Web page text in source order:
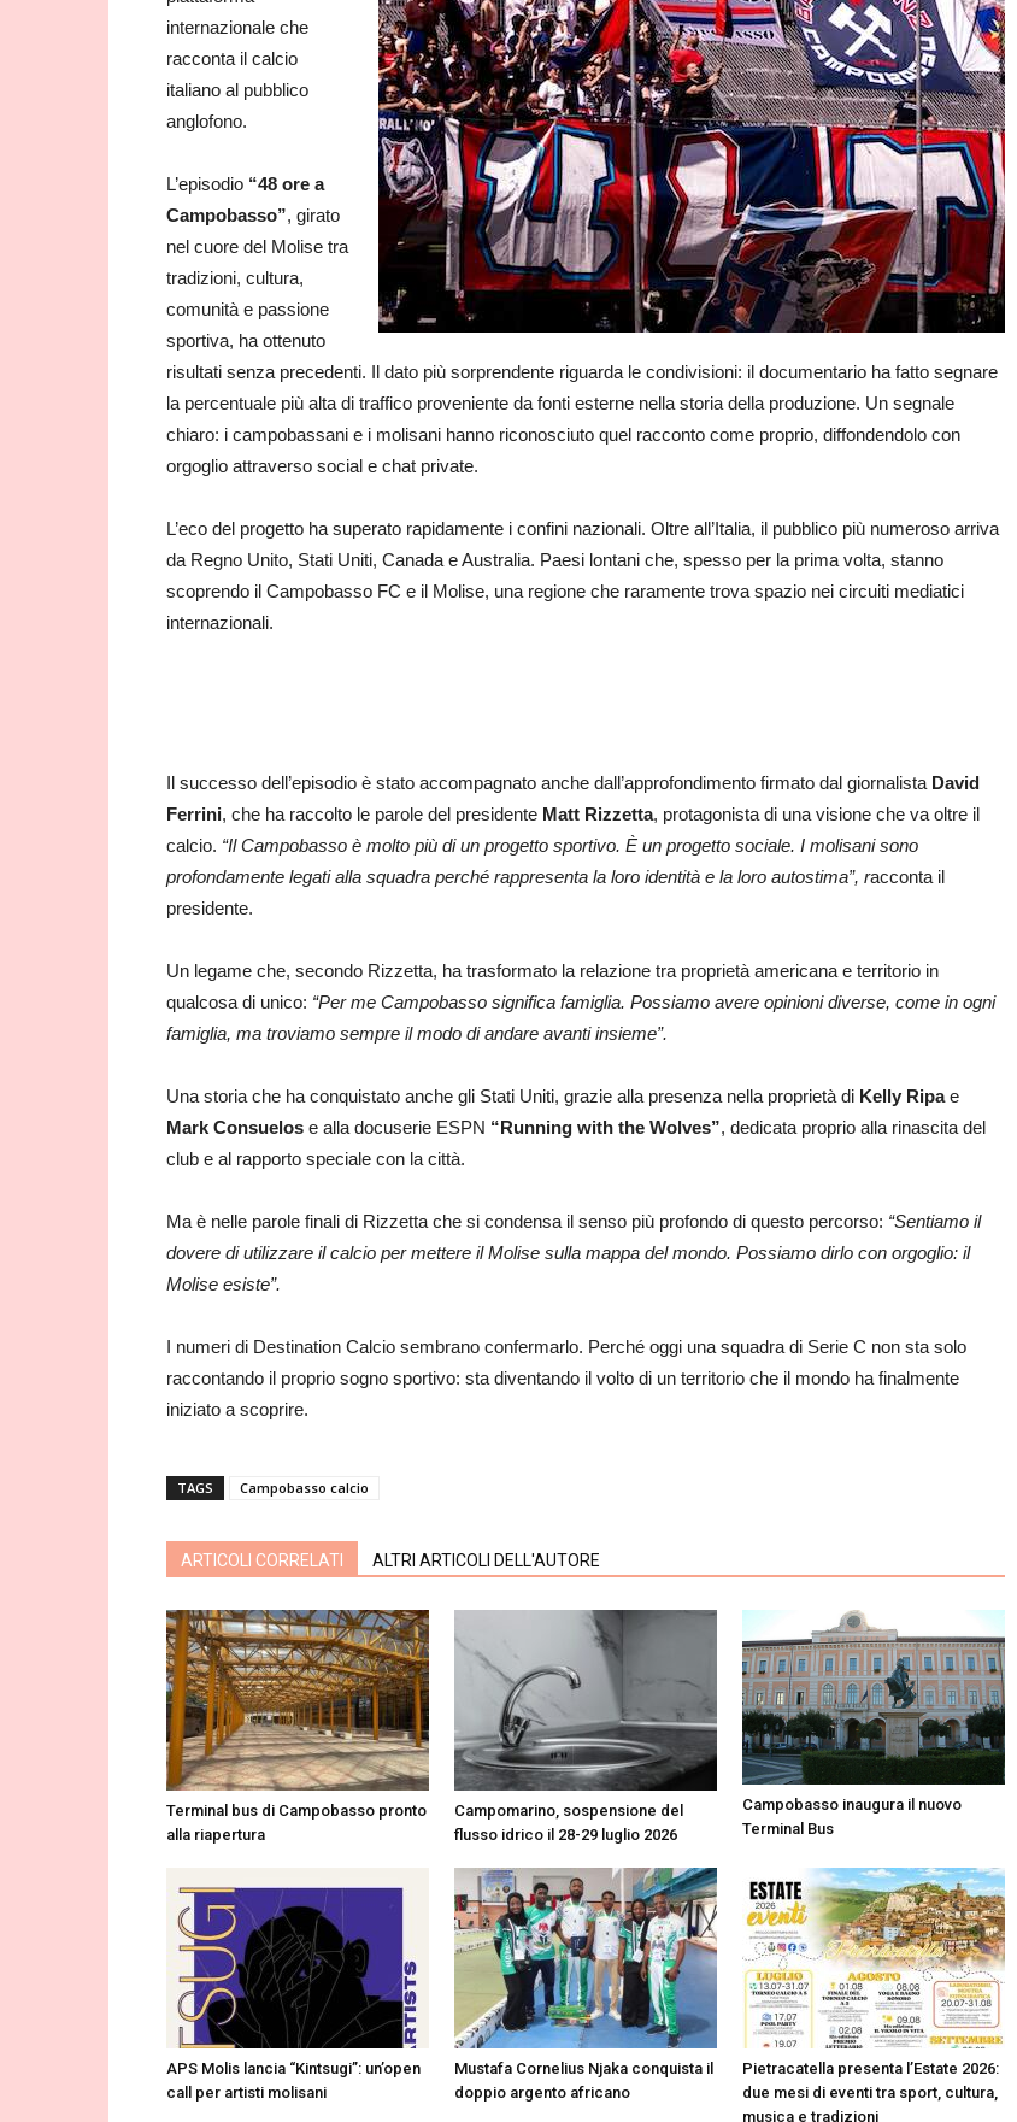
internazionale che
racconta il calcio
italiano al pubblico
anglofono.
L’episodio “48 ore a
Campobasso”, girato
nel cuore del Molise tra
tradizioni, cultura,
comunità e passione
sportiva, ha ottenuto
risultati senza precedenti. Il dato più sorprendente riguarda le condivisioni: il documentario ha fatto segnare
la percentuale più alta di traffico proveniente da fonti esterne nella storia della produzione. Un segnale
chiaro: i campobassani e i molisani hanno riconosciuto quel racconto come proprio, diffondendolo con
orgoglio attraverso social e chat private.
L’eco del progetto ha superato rapidamente i confini nazionali. Oltre all’Italia, il pubblico più numeroso arriva
da Regno Unito, Stati Uniti, Canada e Australia. Paesi lontani che, spesso per la prima volta, stanno
scoprendo il Campobasso FC e il Molise, una regione che raramente trova spazio nei circuiti mediatici
internazionali.
Il successo dell’episodio è stato accompagnato anche dall’approfondimento firmato dal giornalista David
Ferrini, che ha raccolto le parole del presidente Matt Rizzetta, protagonista di una visione che va oltre il
calcio. “Il Campobasso è molto più di un progetto sportivo. È un progetto sociale. I molisani sono
profondamente legati alla squadra perché rappresenta la loro identità e la loro autostima”, racconta il
presidente.
Un legame che, secondo Rizzetta, ha trasformato la relazione tra proprietà americana e territorio in
qualcosa di unico: “Per me Campobasso significa famiglia. Possiamo avere opinioni diverse, come in ogni
famiglia, ma troviamo sempre il modo di andare avanti insieme”.
Una storia che ha conquistato anche gli Stati Uniti, grazie alla presenza nella proprietà di Kelly Ripae
Mark Consuelos e alla docuserie ESPN “Running with the Wolves”, dedicata proprio alla rinascita del
club e al rapporto speciale con la città.
Ma è nelle parole finali di Rizzetta che si condensa il senso più profondo di questo percorso: “Sentiamo il
dovere di utilizzare il calcio per mettere il Molise sulla mappa del mondo. Possiamo dirlo con orgoglio: il
Molise esiste”.
I numeri di Destination Calcio sembrano confermarlo. Perché oggi una squadra di Serie C non sta solo
raccontando il proprio sogno sportivo: sta diventando il volto di un territorio che il mondo ha finalmente
iniziato a scoprire.
TAGS Campobasso calcio
ARTICOLI CORRELATI ALTRI ARTICOLI DELL'AUTORE
Terminal bus di Campobasso pronto
alla riapertura
Campomarino, sospensione del
flusso idrico il 28-29 luglio 2026
Campobasso inaugura il nuovo
Terminal Bus
APS Molis lancia “Kintsugi”: un’open
call per artisti molisani
Mustafa Cornelius Njaka conquista il
doppio argento africano
Pietracatella presenta l’Estate 2026:
due mesi di eventi tra sport, cultura,
musica e tradizioni